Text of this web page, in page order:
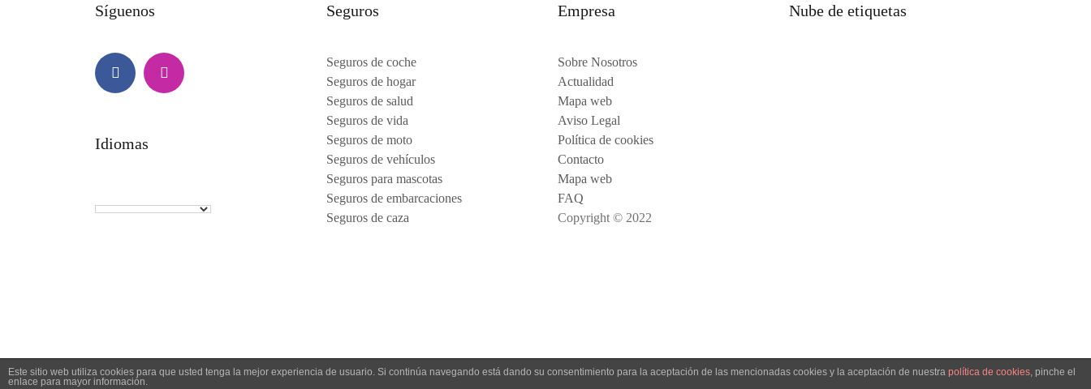
Síguenos
Idiomas
Seguros
Seguros de coche
Seguros de hogar
Seguros de salud
Seguros de vida
Seguros de moto
Seguros de vehículos
Seguros para mascotas
Seguros de embarcaciones
Seguros de caza
Empresa
Sobre Nosotros
Actualidad
Mapa web
Aviso Legal
Política de cookies
Contacto
Mapa web
FAQ
Copyright © 2022
Nube de etiquetas
Este sitio web utiliza cookies para que usted tenga la mejor experiencia de usuario. Si continúa navegando está dando su consentimiento para la aceptación de las mencionadas cookies y la aceptación de nuestra política de cookies, pinche el
enlace para mayor información.